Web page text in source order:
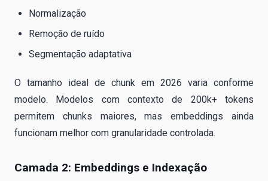
Normalização
Remoção de ruído
Segmentação adaptativa
O tamanho ideal de chunk em 2026 varia conforme
modelo. Modelos com contexto de 200k+ tokens
permitem chunks maiores, mas embeddings ainda
funcionam melhor com granularidade controlada.
Camada 2: Embeddings e Indexação